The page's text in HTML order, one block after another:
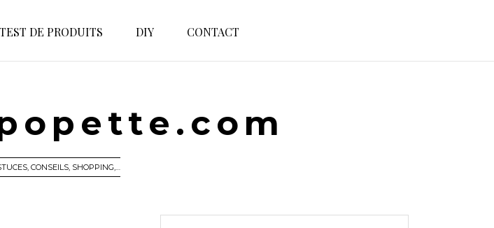
TEST DE PRODUITS DIY CONTACT
CONSEILS, SHOPPING,…